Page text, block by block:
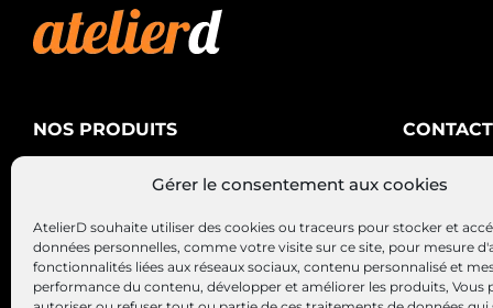
Gérer le consentement aux cookies
AtelierD souhaite utiliser des cookies ou traceurs pour stocker et
données personnelles, comme votre visite sur ce site, pour mesure
fonctionnalités liées aux réseaux sociaux, contenu personnalisé et
performance du contenu, développer et améliorer les produits, Vous
NOS PRODUITS
Alternateurs – Démarreurs
CONTACT
AtelierD
88200
03 29 22 34